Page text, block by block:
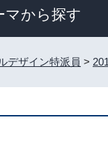
マから探す
デザイン特派員 >